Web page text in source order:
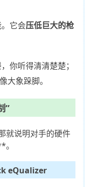
它会压低巨大的枪
你听得清清楚楚；
大象跺脚。
”
就说明对手的硬件
eQualizer